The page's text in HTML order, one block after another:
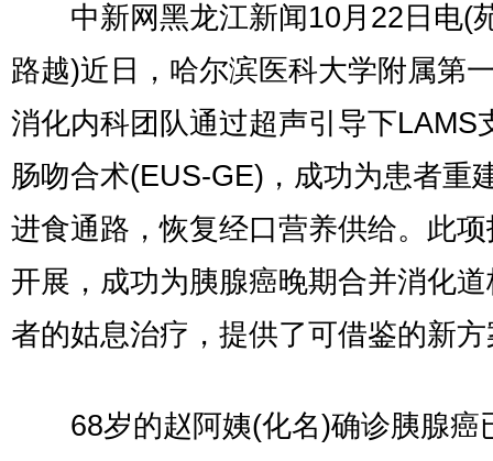
中新网黑龙江新闻10月22日电(
路越)近日，哈尔滨医科大学附属第
消化内科团队通过超声引导下LAMS
肠吻合术(EUS-GE)，成功为患者重
进食通路，恢复经口营养供给。此
开展，成功为胰腺癌晚期合并消化
者的姑息治疗，提供了可借鉴的新
68岁的赵阿姨(化名)确诊胰腺癌